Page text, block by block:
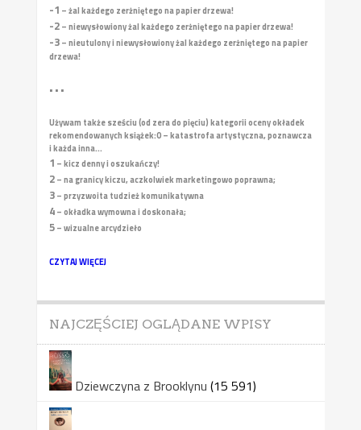
-1 – żal każdego zerżniętego na papier drzewa!
-2– niewysłowiony żal każdego zerżniętego na papier drzewa!
-3– nieutulony i niewysłowiony żal każdego zerżniętego na papier
drzewa!
• • •
Używam także sześciu (od zera do pięciu) kategorii oceny okładek
rekomendowanych książek:0 – katastrofa artystyczna, poznawcza
i każda inna...
1 – kicz denny i oszukańczy!
2– na granicy kiczu, aczkolwiek marketingowo poprawna;
3– przyzwoita tudzież komunikatywna
4– okładka wymowna i doskonała;
5– wizualne arcydzieło
CZYTAJ WIĘCEJ
NAJCZĘŚCIEJ OGLĄDANE WPISY
Dziewczyna z Brooklynu (15 591)